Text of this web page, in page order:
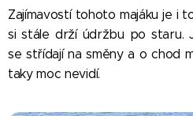
Zajímavostí tohoto majáku je i
si stále drží údržbu po staru.
se střídají na směny a o chod
taky moc nevidí.